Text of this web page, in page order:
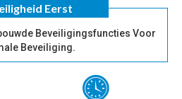
Eerst
Beveiligingsfuncties Voor
Beveiliging.